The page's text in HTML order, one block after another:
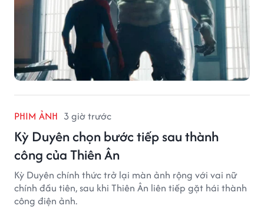
PHIM ẢNH 3 giờ trước
Kỳ Duyên chọn bước tiếp sau thành
công của Thiên Ân
Kỳ Duyên chính thức trở lại màn ảnh rộng với vai nữ
chính đầu tiên, sau khi Thiên Ân liên tiếp gặt hái thành
công điện ảnh.